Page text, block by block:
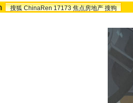
搜狐 ChinaRen 17173 焦点房地产 搜狗